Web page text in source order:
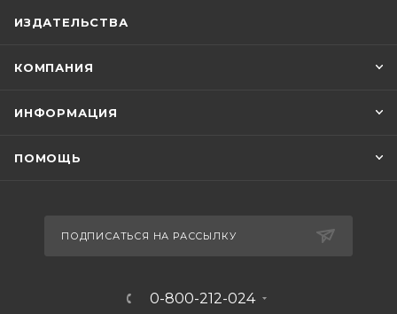
ИЗДАТЕЛЬСТВА
КОМПАНИЯ
ИНФОРМАЦИЯ
ПОМОЩЬ
ПОДПИСАТЬСЯ НА РАССЫЛКУ
0-800-212-024